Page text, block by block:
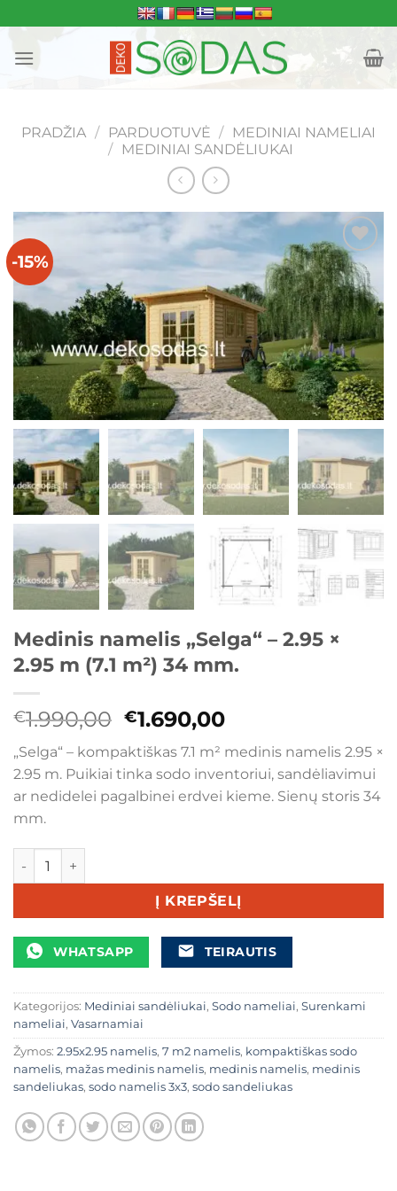
to
content
PRADŽIA / PARDUOTUVĖ /
MEDINIAI NAMELIAI
/
MEDINIAI SANDĖLIUKAI
-15% Mėgstamiausias
Medinis namelis „Selga“ – 2.95 ×
2.95 m (7.1 m²) 34 mm.
€1.990,00 Original
price
was:
€1.990,00.
€1.690,00Current
price
is:
€1.690,00.
„Selga“ – kompaktiškas 7.1 m² medinis namelis 2.95 ×
2.95 m. Puikiai tinka sodo inventoriui, sandėliavimui
ar nedidelei pagalbinei erdvei kieme. Sienų storis 34
mm.
produkto kiekis: Medinis namelis „Selga“ – 2.95 × 2.95 m
Į KREPŠELĮ
WHATSAPP TEIRAUTIS
Kategorijos: Mediniai sandėliukai, Sodo nameliai, Surenkami
nameliai, Vasarnamiai
Žymos: 2.95x2.95 namelis, 7 m2 namelis, kompaktiškas sodo
namelis, mažas medinis namelis, medinis namelis, medinis
sandeliukas, sodo namelis 3x3, sodo sandeliukas